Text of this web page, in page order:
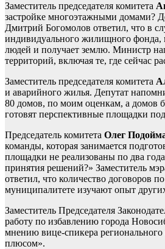
Заместитель председателя комитета
застройке многоэтажными домами?
Дмитрий Богомолов ответил, что в
индивидуального жилищного фонда,
людей и получает землю. Министр
территорий, включая те, где сейчас
Заместитель председателя комитета
и аварийного жилья. Депутат
80 домов, по моим оценкам, а домов
готовят перспективные площадки
Председатель комитета Олег
команды, которая занимается
площадки не реализованы по два
принятия решений?» Заместитель
ответил, что количество договоров
муниципалитете изучают опыт
Заместитель Председателя
работу по избавлению города
мнению вице-спикера
плюсом».